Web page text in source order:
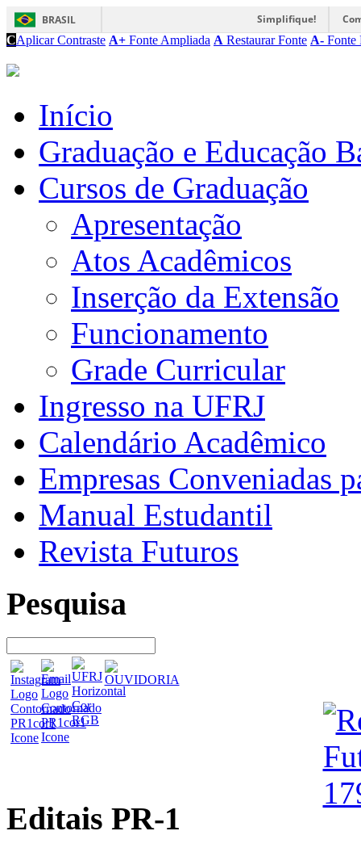
BRASIL Simplifique!
CAplicar Contraste A+ Fonte Ampliada A Restaurar Fonte A- Fonte
Início
Graduação e Educação
Cursos de Graduação
Apresentação
Atos Acadêmicos
Inserção da Extensão
Funcionamento
Grade Curricular
Ingresso na UFRJ
Calendário Acadêmico
Empresas Conveniadas
Manual Estudantil
Revista Futuros
Pesquisa
Editais PR-1